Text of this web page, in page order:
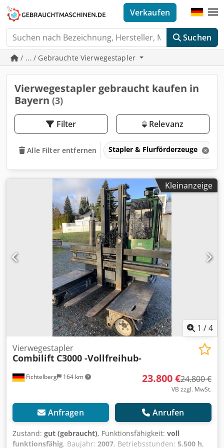
Suchen
Verkaufen
/ ... / Gebrauchte Vierwegestapler
Vierwegestapler gebraucht kaufen in
Bayern (3)
Filter Relevanz
Alle Filter entfernen Stapler & Flurförderzeuge
Kleinanzeige
1 /4
Fichtelberg 164 km
Vierwegestapler
Combilift C3000 -Vollfreihub-
23.800 €24.800 €
VB zzgl. MwSt.
Anfragen Anrufen
Zustand: gut (gebraucht), Funktionsfähigkeit: voll
funktionsfähig, Baujahr: 2007, Betriebsstunden: 5.500 h,